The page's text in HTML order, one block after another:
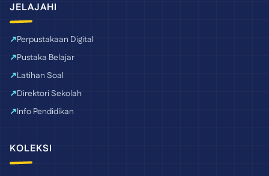
JELAJAHI
Perpustakaan Digital
Pustaka Belajar
Latihan Soal
Direktori Sekolah
Info Pendidikan
KOLEKSI